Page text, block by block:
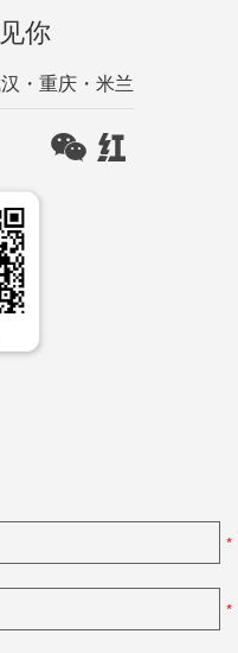
你
・重庆・米兰